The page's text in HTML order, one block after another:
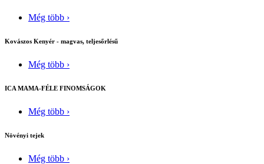
Még több ›
Kovászos Kenyér - magvas, teljesőrlésű
Még több ›
ICA MAMA-FÉLE FINOMSÁGOK
Még több ›
Növényi tejek
Még több ›